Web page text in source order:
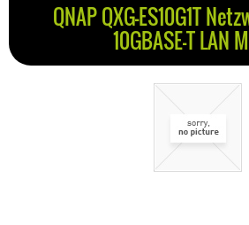
QNAP QXG-ES10G1T
10GBASE-T LAN